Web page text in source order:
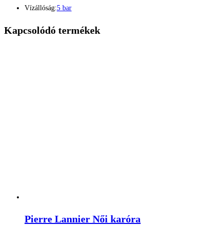
Vízállóság:5 bar
Kapcsolódó termékek
Pierre Lannier Női karóra